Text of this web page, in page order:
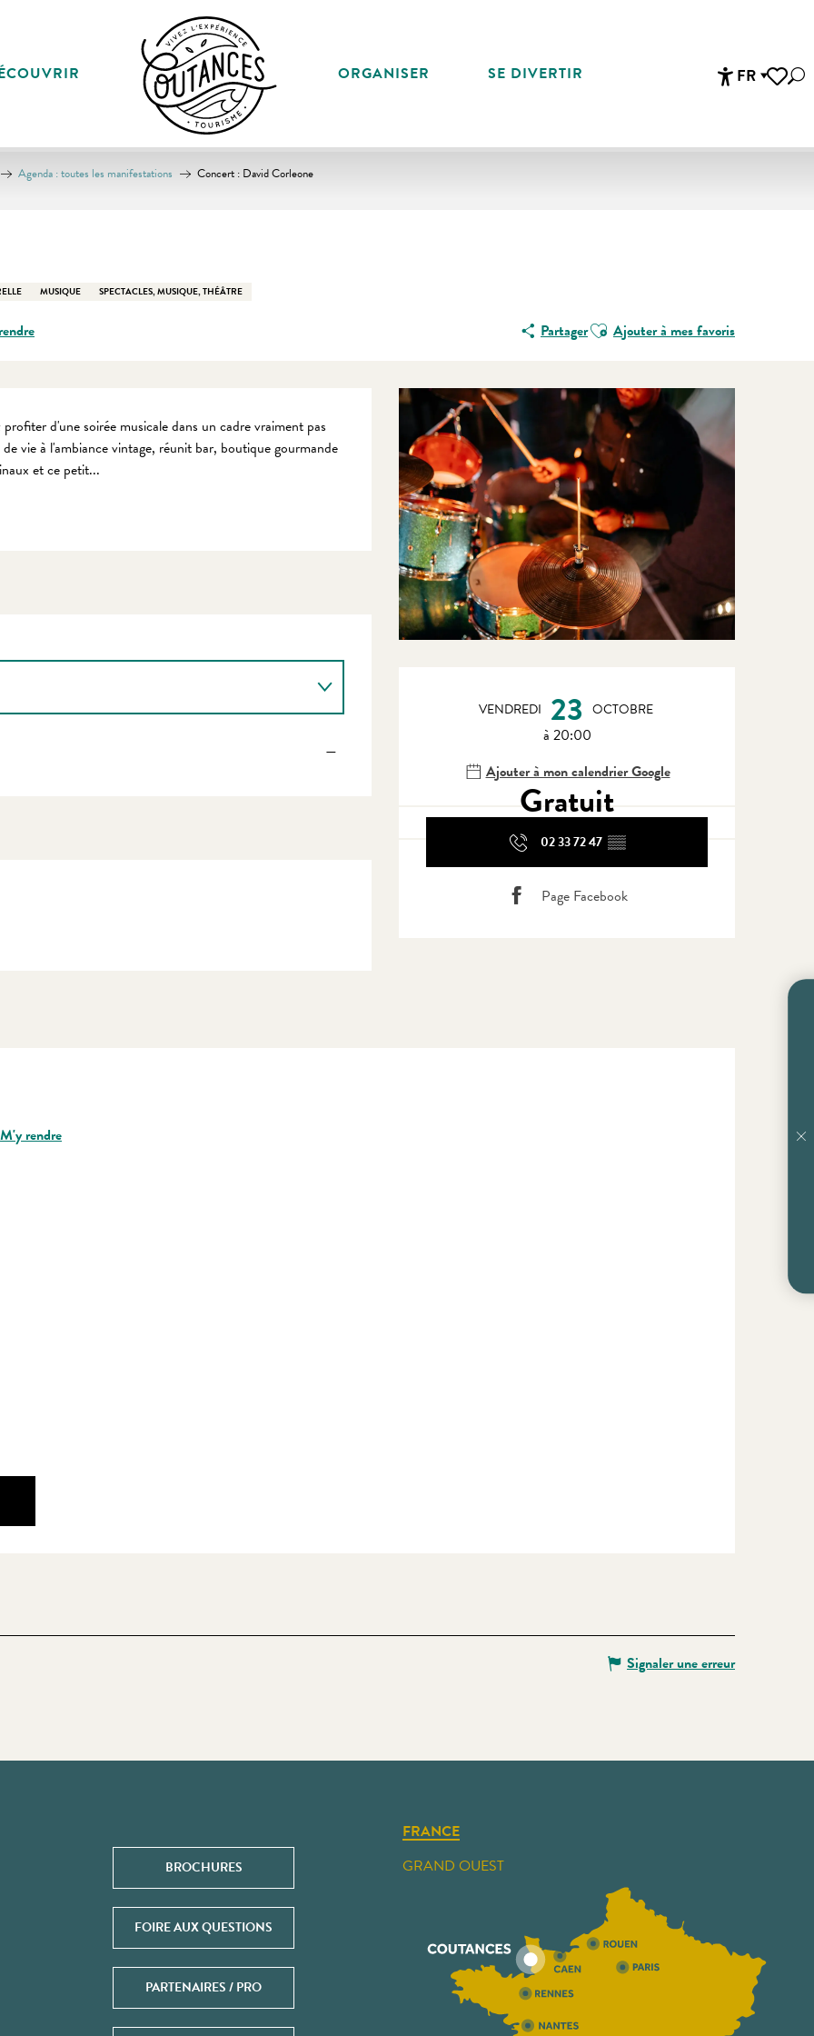
FR
ORGANISER SE DIVERTIR
Agenda : toutes les manifestations Concert : David Corleone
MUSIQUE SPECTACLES, MUSIQUE, THÉÂTRE
PartagerAjouter aux favoris
Ajouter à mes favoris
Ouverture et coordonnées
VENDREDI 23 OCTOBRE
à 20:00
Ajouter à mon calendrier Google
Gratuit
02 33 72 47 ▒▒
Page Facebook
d'une soirée musicale dans un cadre vraiment pas
vie à l'ambiance vintage, réunit bar, boutique gourmande
et ce petit...
—
M'y rendre
Signaler une erreur
BROCHURES
FOIRE AUX QUESTIONS
PARTENAIRES / PRO
FRANCE
GRAND OUEST